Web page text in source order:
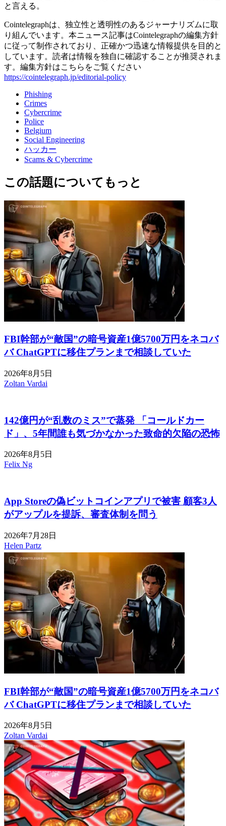
と言える。
Cointelegraphは、独立性と透明性のあるジャーナリズムに取
り組んでいます。本ニュース記事はCointelegraphの編集方針
に従って制作されており、正確かつ迅速な情報提供を目的と
しています。読者は情報を独自に確認することが推奨されま
す。編集方針はこちらをご覧ください
https://cointelegraph.jp/editorial-policy
Phishing
Crimes
Cybercrime
Police
Belgium
Social Engineering
ハッカー
Scams & Cybercrime
この話題についてもっと
FBI幹部が“敵国”の暗号資産1億5700万円をネコバ
バ ChatGPTに移住プランまで相談していた
2026年8月5日
Zoltan Vardai
142億円が“乱数のミス”で蒸発 「コールドカー
ド」、5年間誰も気づかなかった致命的欠陥の恐怖
2026年8月5日
Felix Ng
App Storeの偽ビットコインアプリで被害 顧客3人
がアップルを提訴、審査体制を問う
2026年7月28日
Helen Partz
FBI幹部が“敵国”の暗号資産1億5700万円をネコバ
バ ChatGPTに移住プランまで相談していた
2026年8月5日
Zoltan Vardai